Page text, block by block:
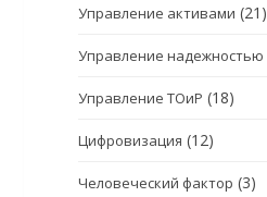
Управление активами (21)
Управление надежностью
Управление ТОиР (18)
Цифровизация (12)
Человеческий фактор (3)